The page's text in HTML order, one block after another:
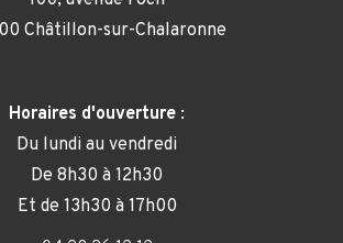
Châtillon-sur-Chalaronne
Horaires d'ouverture :
Du lundi au vendredi
De 8h30 à 12h30
Et de 13h30 à 17h00